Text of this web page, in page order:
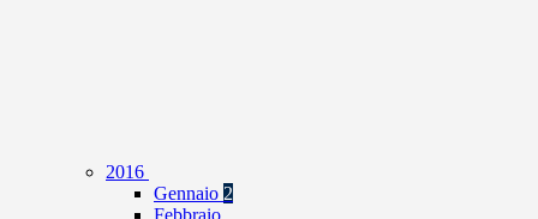
2016
Gennaio 2